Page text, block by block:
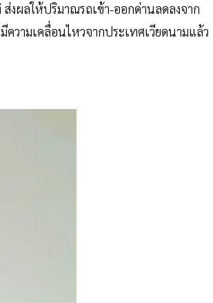
ส่งผลให้ปริมาณรถเข้า-ออกด่านลดลงจาก
วามเคลื่อนไหวจากประเทศเวียดนามแล้ว